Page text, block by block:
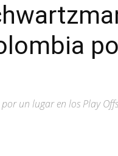
un lugar en los Play